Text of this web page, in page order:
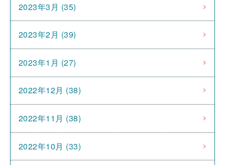
2023年3月 (35)
2023年2月 (39)
2023年1月 (27)
2022年12月 (38)
2022年11月 (38)
2022年10月 (33)